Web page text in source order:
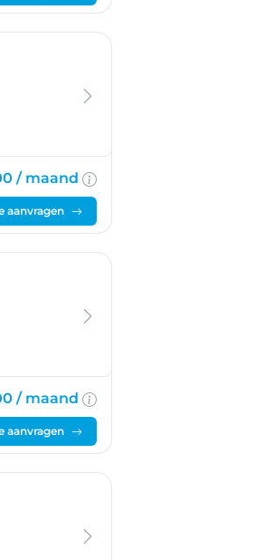
/ maand
aanvragen
/ maand
aanvragen